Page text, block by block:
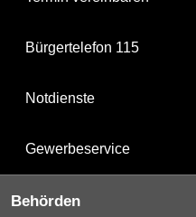
Bürgertelefon 115
Notdienste
Gewerbeservice
Behörden